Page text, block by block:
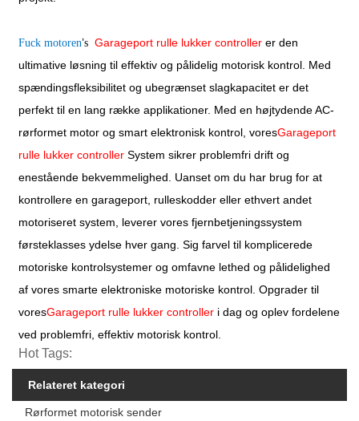
Fuck motoren’s Garageport rulle lukker controller er den
ultimative løsning til effektiv og pålidelig motorisk kontrol. Med
spændingsfleksibilitet og ubegrænset slagkapacitet er det
perfekt til en lang række applikationer. Med en højtydende AC-
rørformet motor og smart elektronisk kontrol, voresGarageport
rulle lukker controller System sikrer problemfri drift og
enestående bekvemmelighed. Uanset om du har brug for at
kontrollere en garageport, rulleskodder eller ethvert andet
motoriseret system, leverer vores fjernbetjeningssystem
førsteklasses ydelse hver gang. Sig farvel til komplicerede
motoriske kontrolsystemer og omfavne lethed og pålidelighed
af vores smarte elektroniske motoriske kontrol. Opgrader til
voresGarageport rulle lukker controller i dag og oplev fordelene
ved problemfri, effektiv motorisk kontrol.
Hot Tags:
Relateret kategori
Rørformet motorisk sender